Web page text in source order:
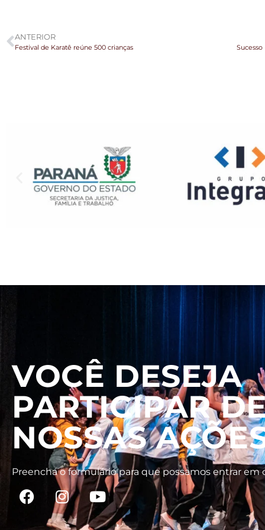
ANTERIOR
Festival de Karatê reúne 500 crianças
VOCÊ DESEJA
PARTICIPAR
NOSSAS
Preencha o formulário para que possamos entrar em